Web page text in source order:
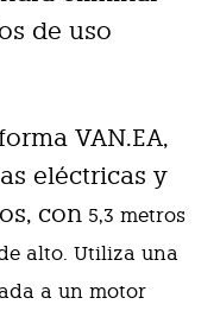
de uso
VAN.EA,
eléctricas y
con 5,3 metros
alto. Utiliza una
a un motor